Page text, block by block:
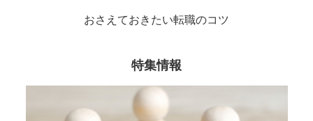
おさえておきたい転職のコツ
特集情報